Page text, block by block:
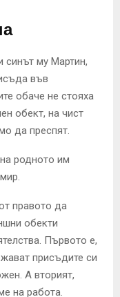
синът му Мартин,
във
обаче не стояха
обект, на чист
да преспят.
родното им
правото да
обекти
Първото е,
присъдите си
А вторият,
на работа.